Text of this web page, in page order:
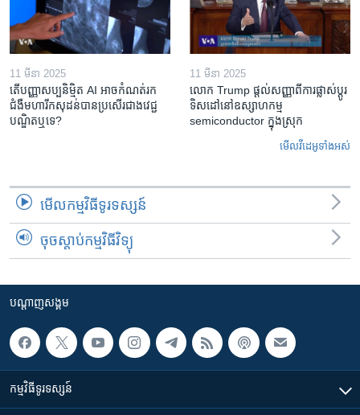
11 មីនា 2025
តើ​បញ្ញាសប្បនិម្មិត​ AI អាច​កំណត់​រក​
ជំងឺមហារីក​សុដន់​បាន​ប្រសើរ​ជាង​វេជ្ជ
បណ្ឌិត​ឬ​ទេ?
11 មីនា 2025
លោក Trump ផ្តល់សញ្ញាពីការផ្លាស់ប្តូរ
ទិសដៅនៅឧស្សាហកម្ម
semiconductor ក្នុងស្រុក
មើល​វីដេអូ​ទាំង​អស់
មើល​កម្មវិធី​ទូរទស្សន៍
ចុចស្តាប់កម្មវិធីវិទ្យុ
បណ្តាញ​សង្គម
កម្មវិធី​ទូរទស្សន៍